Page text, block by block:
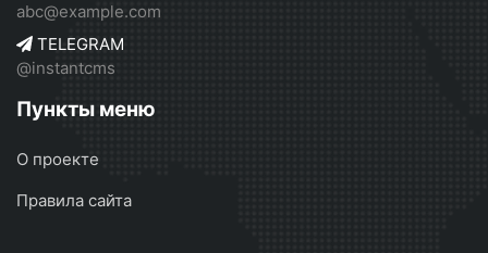
abc@example.com
TELEGRAM
@instantcms
Пункты меню
О проекте
Правила сайта